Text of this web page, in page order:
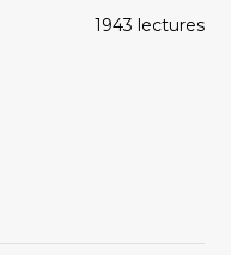
1943 lectures